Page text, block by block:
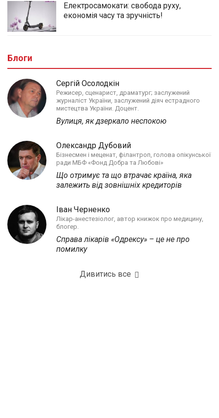
Електросамокати: свобода руху,
економія часу та зручність!
Блоги
Сергій Осолодкін
Режисер, сценарист, драматург; заслужений
журналіст України, заслужений діяч естрадного
мистецтва України. Доцент.
Вулиця, як дзеркало неспокою
Олександр Дубовий
Бізнесмен і меценат, філантроп, голова опікунської
ради МБФ «Фонд Добра та Любові»
Що отримує та що втрачає країна, яка
залежить від зовнішніх кредиторів
Іван Черненко
Лікар-анестезіолог, автор книжок про медицину,
блогер.
Справа лікарів «Одрексу» – це не про
помилку
Дивитись все